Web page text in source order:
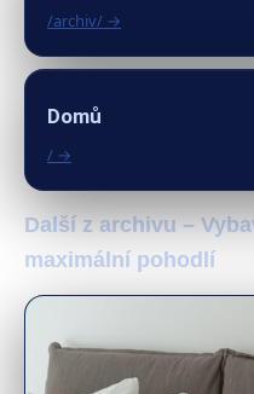
/archiv/ →
Domů
/ →
Další z archivu –
maximální pohodlí